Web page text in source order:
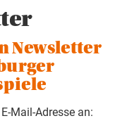
Newsletter
Mail-Adresse an: